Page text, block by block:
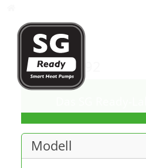
SG-R/H0392
Modell